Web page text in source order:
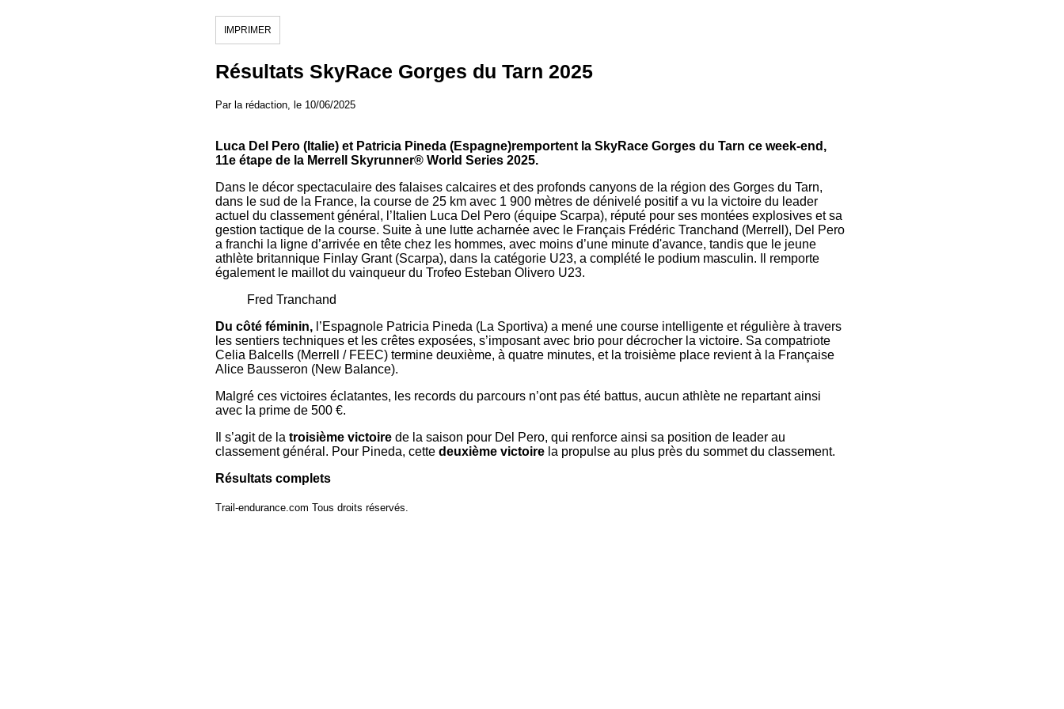
IMPRIMER
Résultats SkyRace Gorges du Tarn 2025
Par la rédaction, le 10/06/2025
Luca Del Pero (Italie) et Patricia Pineda (Espagne)remportent la SkyRace Gorges du Tarn ce week-end,
11e étape de la Merrell Skyrunner® World Series 2025.
Dans le décor spectaculaire des falaises calcaires et des profonds canyons de la région des Gorges du Tarn,
dans le sud de la France, la course de 25 km avec 1 900 mètres de dénivelé positif a vu la victoire du leader
actuel du classement général, l’Italien Luca Del Pero (équipe Scarpa), réputé pour ses montées explosives et sa
gestion tactique de la course. Suite à une lutte acharnée avec le Français Frédéric Tranchand (Merrell), Del Pero
a franchi la ligne d’arrivée en tête chez les hommes, avec moins d’une minute d'avance, tandis que le jeune
athlète britannique Finlay Grant (Scarpa), dans la catégorie U23, a complété le podium masculin. Il remporte
également le maillot du vainqueur du Trofeo Esteban Olivero U23.
Fred Tranchand
Du côté féminin, l’Espagnole Patricia Pineda (La Sportiva) a mené une course intelligente et régulière à travers
les sentiers techniques et les crêtes exposées, s’imposant avec brio pour décrocher la victoire. Sa compatriote
Celia Balcells (Merrell / FEEC) termine deuxième, à quatre minutes, et la troisième place revient à la Française
Alice Bausseron (New Balance).
Malgré ces victoires éclatantes, les records du parcours n’ont pas été battus, aucun athlète ne repartant ainsi
avec la prime de 500 €.
Il s’agit de la troisième victoire de la saison pour Del Pero, qui renforce ainsi sa position de leader au
classement général. Pour Pineda, cette deuxième victoire la propulse au plus près du sommet du classement.
Résultats complets
Trail-endurance.com Tous droits réservés.